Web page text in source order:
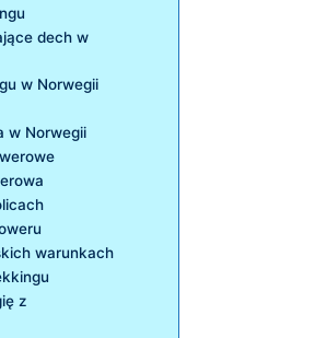
dech w
w Norwegii
w Norwegii
warunkach
z